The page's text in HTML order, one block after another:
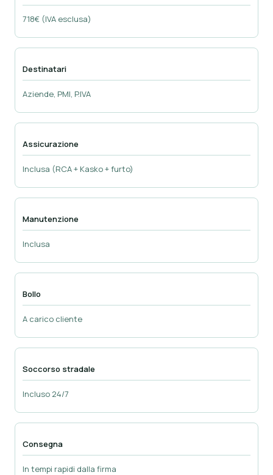
718€ (IVA esclusa)
Destinatari
Aziende, PMI, P.IVA
Assicurazione
Inclusa (RCA + Kasko + furto)
Manutenzione
Inclusa
Bollo
A carico cliente
Soccorso stradale
Incluso 24/7
Consegna
In tempi rapidi dalla firma